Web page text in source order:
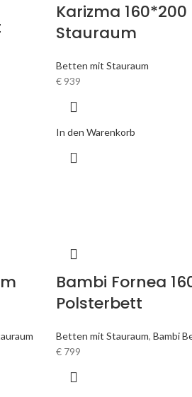
Karizma
Stauraum
Betten mit Stauraum
€ 939
In den Warenkorb
Bambi Fornea
Polsterbett
Betten mit Stauraum, Bambi
€ 799